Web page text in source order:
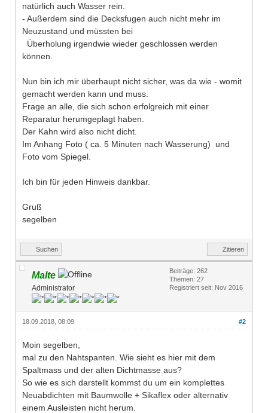
natürlich auch Wasser rein.
- Außerdem sind die Decksfugen auch nicht mehr im
Neuzustand und müssten bei
Überholung irgendwie wieder geschlossen werden
können.
Nun bin ich mir überhaupt nicht sicher, was da wie - womit
gemacht werden kann und muss.
Frage an alle, die sich schon erfolgreich mit einer
Reparatur herumgeplagt haben.
Der Kahn wird also nicht dicht.
Im Anhang Foto ( ca. 5 Minuten nach Wasserung) und
Foto vom Spiegel.
Ich bin für jeden Hinweis dankbar.
Gruß
segelben
Suchen Zitieren
Malte
Administrator
Beiträge: 262
Themen: 27
Registriert seit: Nov 2016
#2
18.09.2018, 08:09
Moin segelben,
mal zu den Nahtspanten. Wie sieht es hier mit dem
Spaltmass und der alten Dichtmasse aus?
So wie es sich darstellt kommst du um ein komplettes
Neuabdichten mit Baumwolle + Sikaflex oder alternativ
einem Ausleisten nicht herum.